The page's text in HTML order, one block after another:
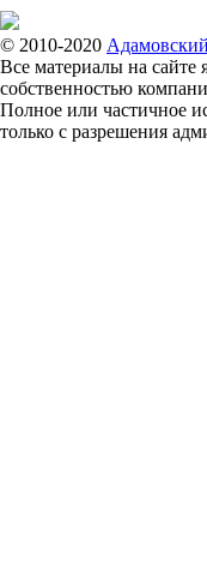
© 2010-2020 Адамовский
Все материалы на сайте
собственностью
Полное или частичное
только с разрешения